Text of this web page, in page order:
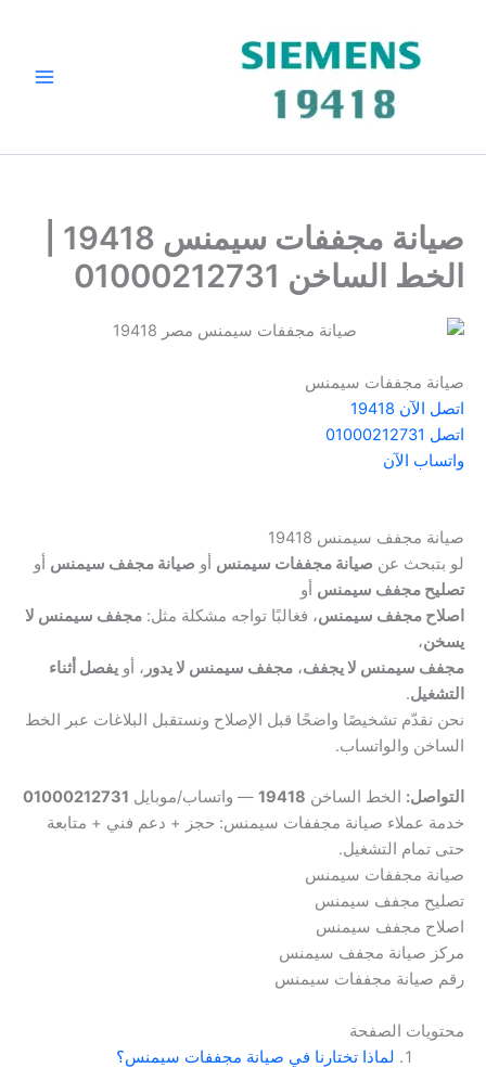
الخط الساخن 01000212731
صيانة مجففات سيمنس
اتصل الآن 19418
اتصل 01000212731
واتساب الآن
صيانة مجفف سيمنس 19418
لو بتبحث عن صيانة مجففات سيمنس أو صيانة مجفف سيمنس أو
تصليح مجفف سيمنس أو
اصلاح مجفف سيمنس، فغالبًا تواجه مشكلة مثل: مجفف سيمنس لا
يسخن،
مجفف سيمنس لا يجفف، مجفف سيمنس لا يدور ، أو يفصل أثناء
التشغيل.
نحن نقدّم تشخيصًا واضحًا قبل الإصلاح ونستقبل البلاغات عبر الخط
الساخن والواتساب.
التواصل: الخط الساخن 19418 — واتساب/موبايل 01000212731
خدمة عملاء صيانة مجففات سيمنس: حجز + دعم فني + متابعة
حتى تمام التشغيل.
صيانة مجففات سيمنس
تصليح مجفف سيمنس
اصلاح مجفف سيمنس
مركز صيانة مجفف سيمنس
رقم صيانة مجففات سيمنس
محتويات الصفحة
لماذا تختارنا في صيانة مجففات سيمنس؟